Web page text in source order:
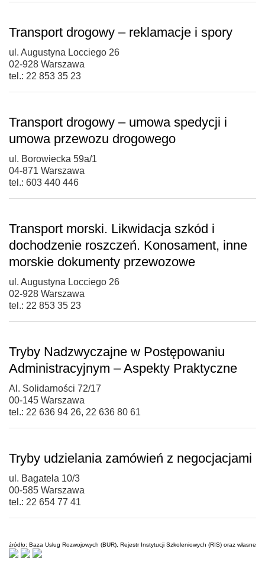
Transport drogowy – reklamacje i spory
ul. Augustyna Locciego 26
02-928 Warszawa
tel.: 22 853 35 23
Transport drogowy – umowa spedycji i
umowa przewozu drogowego
ul. Borowiecka 59a/1
04-871 Warszawa
tel.: 603 440 446
Transport morski. Likwidacja szkód i
dochodzenie roszczeń. Konosament, inne
morskie dokumenty przewozowe
ul. Augustyna Locciego 26
02-928 Warszawa
tel.: 22 853 35 23
Tryby Nadzwyczajne w Postępowaniu
Administracyjnym – Aspekty Praktyczne
Al. Solidarności 72/17
00-145 Warszawa
tel.: 22 636 94 26, 22 636 80 61
Tryby udzielania zamówień z negocjacjami
ul. Bagatela 10/3
00-585 Warszawa
tel.: 22 654 77 41
źródło: Baza Usług Rozwojowych (BUR), Rejestr Instytucji Szkoleniowych (RIS) oraz własne